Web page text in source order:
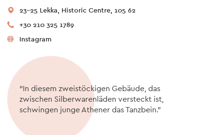
23-25 Lekka, Historic Centre, 105 62
+30 210 325 1789
Instagram
“In diesem zweistöckigen Gebäude, das
zwischen Silberwarenläden versteckt ist,
schwingen junge Athener das Tanzbein.”